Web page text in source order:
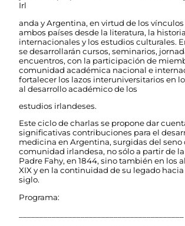
Irl
anda y Argentina, en virtud de los
ambos países desde la literatura, la
internacionales y los estudios culturales.
se desarrollarán cursos, seminarios,
encuentros, con la participación de
comunidad académica nacional e
fortalecer los lazos interuniversitarios en
al desarrollo académico de los
estudios irlandeses.
Este ciclo de charlas se propone dar
significativas contribuciones para el
medicina en Argentina, surgidas del seno
comunidad irlandesa, no sólo a partir de
Padre Fahy, en 1844, sino también en los
XIX y en la continuidad de su legado
siglo.
Programa: